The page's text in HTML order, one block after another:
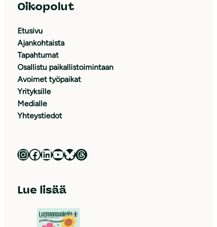
Oikopolut
Etusivu
Ajankohtaista
Tapahtumat
Osallistu paikallistoimintaan
Avoimet työpaikat
Yrityksille
Medialle
Yhteystiedot
Luonnonsuojeluliitto Instagramissa Luonnonsuojeluliitto Facebookissa Luonnonsuojeluliitto LinkedInissä Luonnonsuojeluliiton YouTube-kanava Luonnonsuojeluliitto Blueskyssa Luonnonsuojeluliitto Threadsissa
Lue lisää